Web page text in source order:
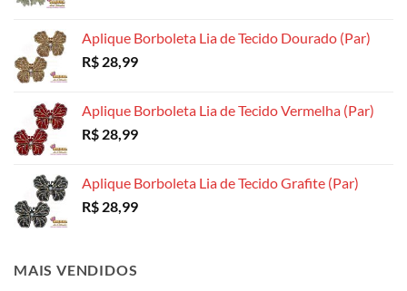
Aplique Borboleta Lia de Tecido Dourado (Par)
R$ 28,99
Aplique Borboleta Lia de Tecido Vermelha (Par)
R$ 28,99
Aplique Borboleta Lia de Tecido Grafite (Par)
R$ 28,99
MAIS VENDIDOS